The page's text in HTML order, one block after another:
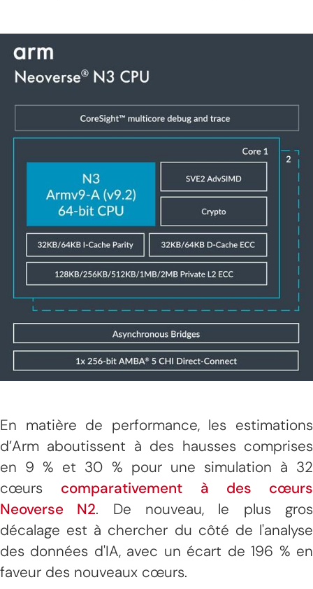
En matière de performance, les estimations
d’Arm aboutissent à des hausses comprises
en 9 % et 30 % pour une simulation à 32
cœurs comparativement à des cœurs
Neoverse N2. De nouveau, le plus gros
décalage est à chercher du côté de l'analyse
des données d'IA, avec un écart de 196 % en
faveur des nouveaux cœurs.